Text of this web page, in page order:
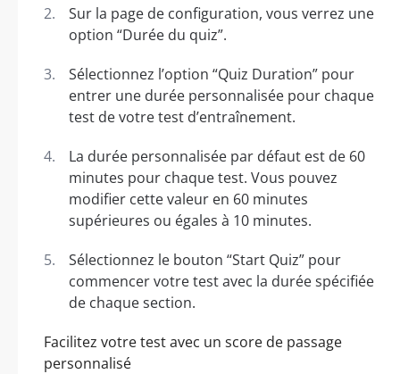
Sur la page de configuration, vous verrez une
option “Durée du quiz”.
Sélectionnez l’option “Quiz Duration” pour
entrer une durée personnalisée pour chaque
test de votre test d’entraînement.
La durée personnalisée par défaut est de 60
minutes pour chaque test. Vous pouvez
modifier cette valeur en 60 minutes
supérieures ou égales à 10 minutes.
Sélectionnez le bouton “Start Quiz” pour
commencer votre test avec la durée spécifiée
de chaque section.
Facilitez votre test avec un score de passage
personnalisé